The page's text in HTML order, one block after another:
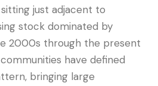
just adjacent to
stock dominated by
2000s through the present
have defined
bringing large